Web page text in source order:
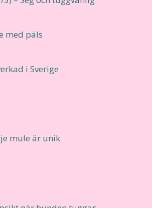
med päls
i Sverige
mule är unik